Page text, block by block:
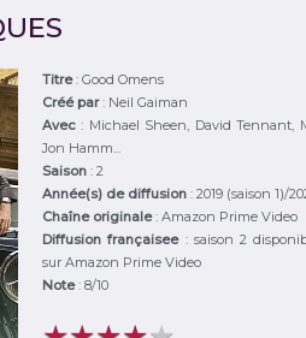
Titre: Good Omens
Créé par: Neil Gaiman
Avec: Michael Sheen, David Tennant,
Jon Hamm...
Saison : 2
Année(s) de diffusion : 2019 (saison 1)/
Chaîne originale: Amazon Prime Video
Diffusion françaisee : saison 2
sur Amazon Prime Video
Note: 8/10